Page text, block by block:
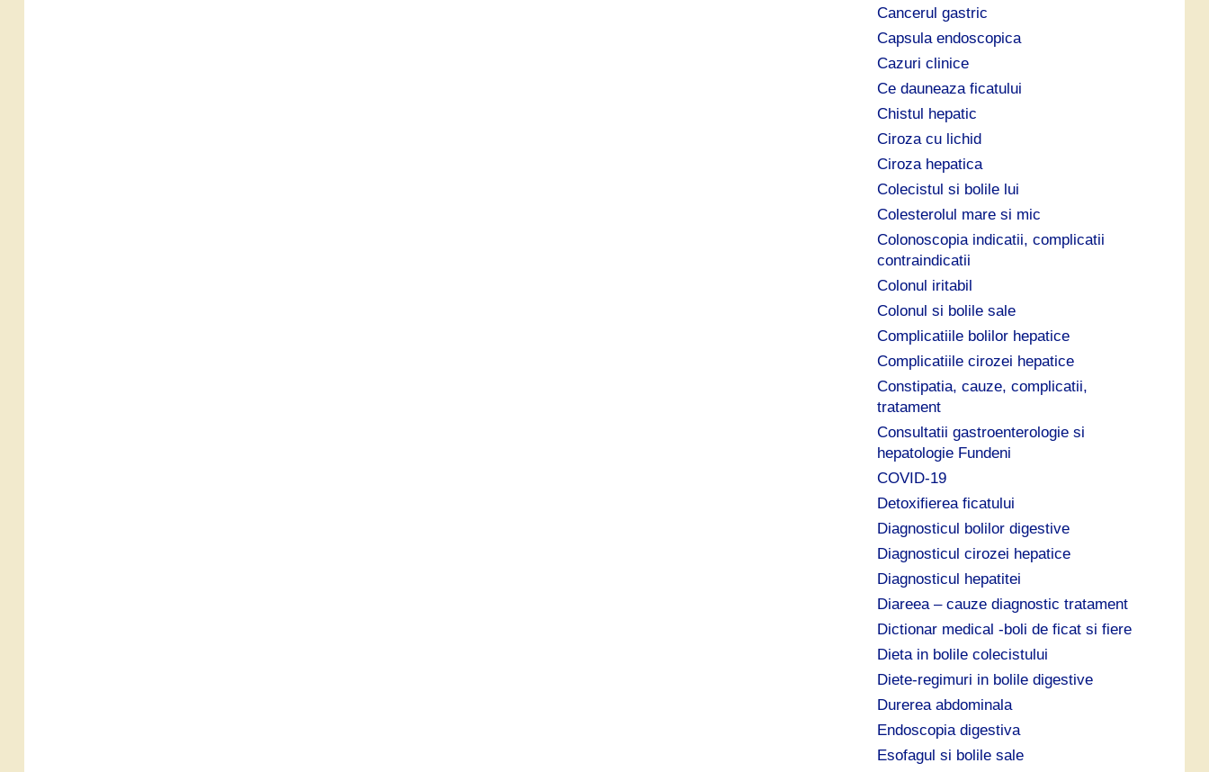
Cancerul gastric
Capsula endoscopica
Cazuri clinice
Ce dauneaza ficatului
Chistul hepatic
Ciroza cu lichid
Ciroza hepatica
Colecistul si bolile lui
Colesterolul mare si mic
Colonoscopia indicatii, complicatii
contraindicatii
Colonul iritabil
Colonul si bolile sale
Complicatiile bolilor hepatice
Complicatiile cirozei hepatice
Constipatia, cauze, complicatii,
tratament
Consultatii gastroenterologie si
hepatologie Fundeni
COVID-19
Detoxifierea ficatului
Diagnosticul bolilor digestive
Diagnosticul cirozei hepatice
Diagnosticul hepatitei
Diareea – cauze diagnostic tratament
Dictionar medical -boli de ficat si fiere
Dieta in bolile colecistului
Diete-regimuri in bolile digestive
Durerea abdominala
Endoscopia digestiva
Esofagul si bolile sale